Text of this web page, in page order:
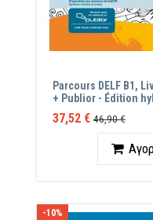
Parcours DELF B1,
+ Publior - Édition
37,52 € 46,90 €
Ποσότητα
-10%